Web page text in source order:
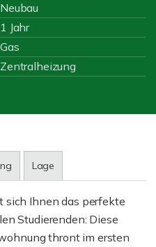
Neubau
1 Jahr
Gas
Zentralheizung
Lage
sich Ihnen das perfekte
Studierenden: Diese
thront im ersten